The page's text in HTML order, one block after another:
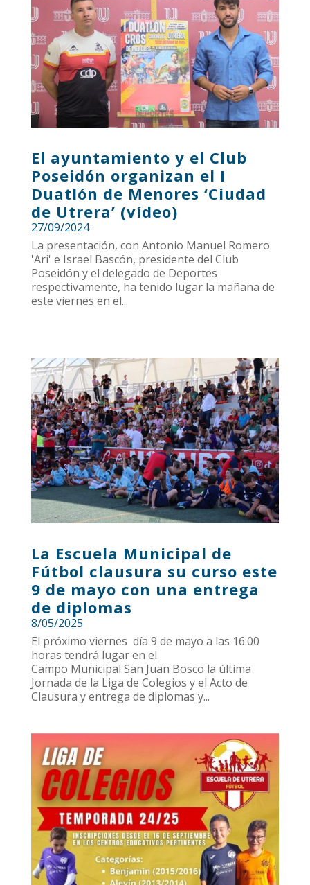
El ayuntamiento y el Club
Poseidón organizan el I
Duatlón de Menores ‘Ciudad
de Utrera’ (vídeo)
27/09/2024
La presentación, con Antonio Manuel Romero
'Ari' e Israel Bascón, presidente del Club
Poseidón y el delegado de Deportes
respectivamente, ha tenido lugar la mañana de
este viernes en el...
La Escuela Municipal de
Fútbol clausura su curso este
9 de mayo con una entrega
de diplomas
8/05/2025
El próximo viernes día 9 de mayo a las 16:00
horas tendrá lugar en el
Campo Municipal San Juan Bosco la última
Jornada de la Liga de Colegios y el Acto de
Clausura y entrega de diplomas y...